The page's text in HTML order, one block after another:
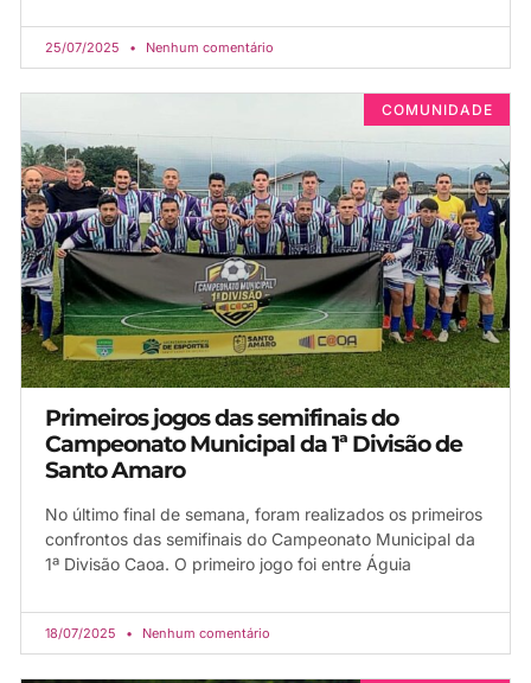
25/07/2025 Nenhum comentário
COMUNIDADE
Primeiros jogos das semifinais do
Campeonato Municipal da 1ª Divisão de
Santo Amaro
No último final de semana, foram realizados os primeiros
confrontos das semifinais do Campeonato Municipal da
1ª Divisão Caoa. O primeiro jogo foi entre Águia
18/07/2025 Nenhum comentário